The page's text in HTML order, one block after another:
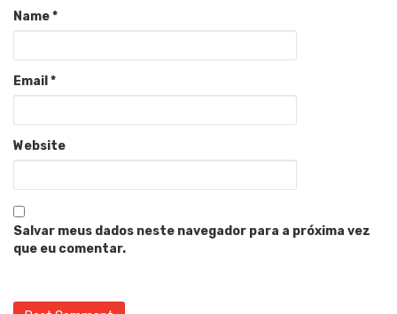
Name*
Email*
Website
Salvar meus dados neste navegador para a próxima vez
que eu comentar.